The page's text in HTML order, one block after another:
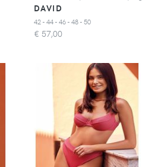
DAVID
42 - 44 - 46 - 48 - 50
€ 57,00